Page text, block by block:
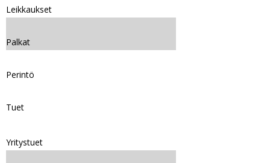
Leikkaukset
Palkat
Perintö
Tuet
Yritystuet